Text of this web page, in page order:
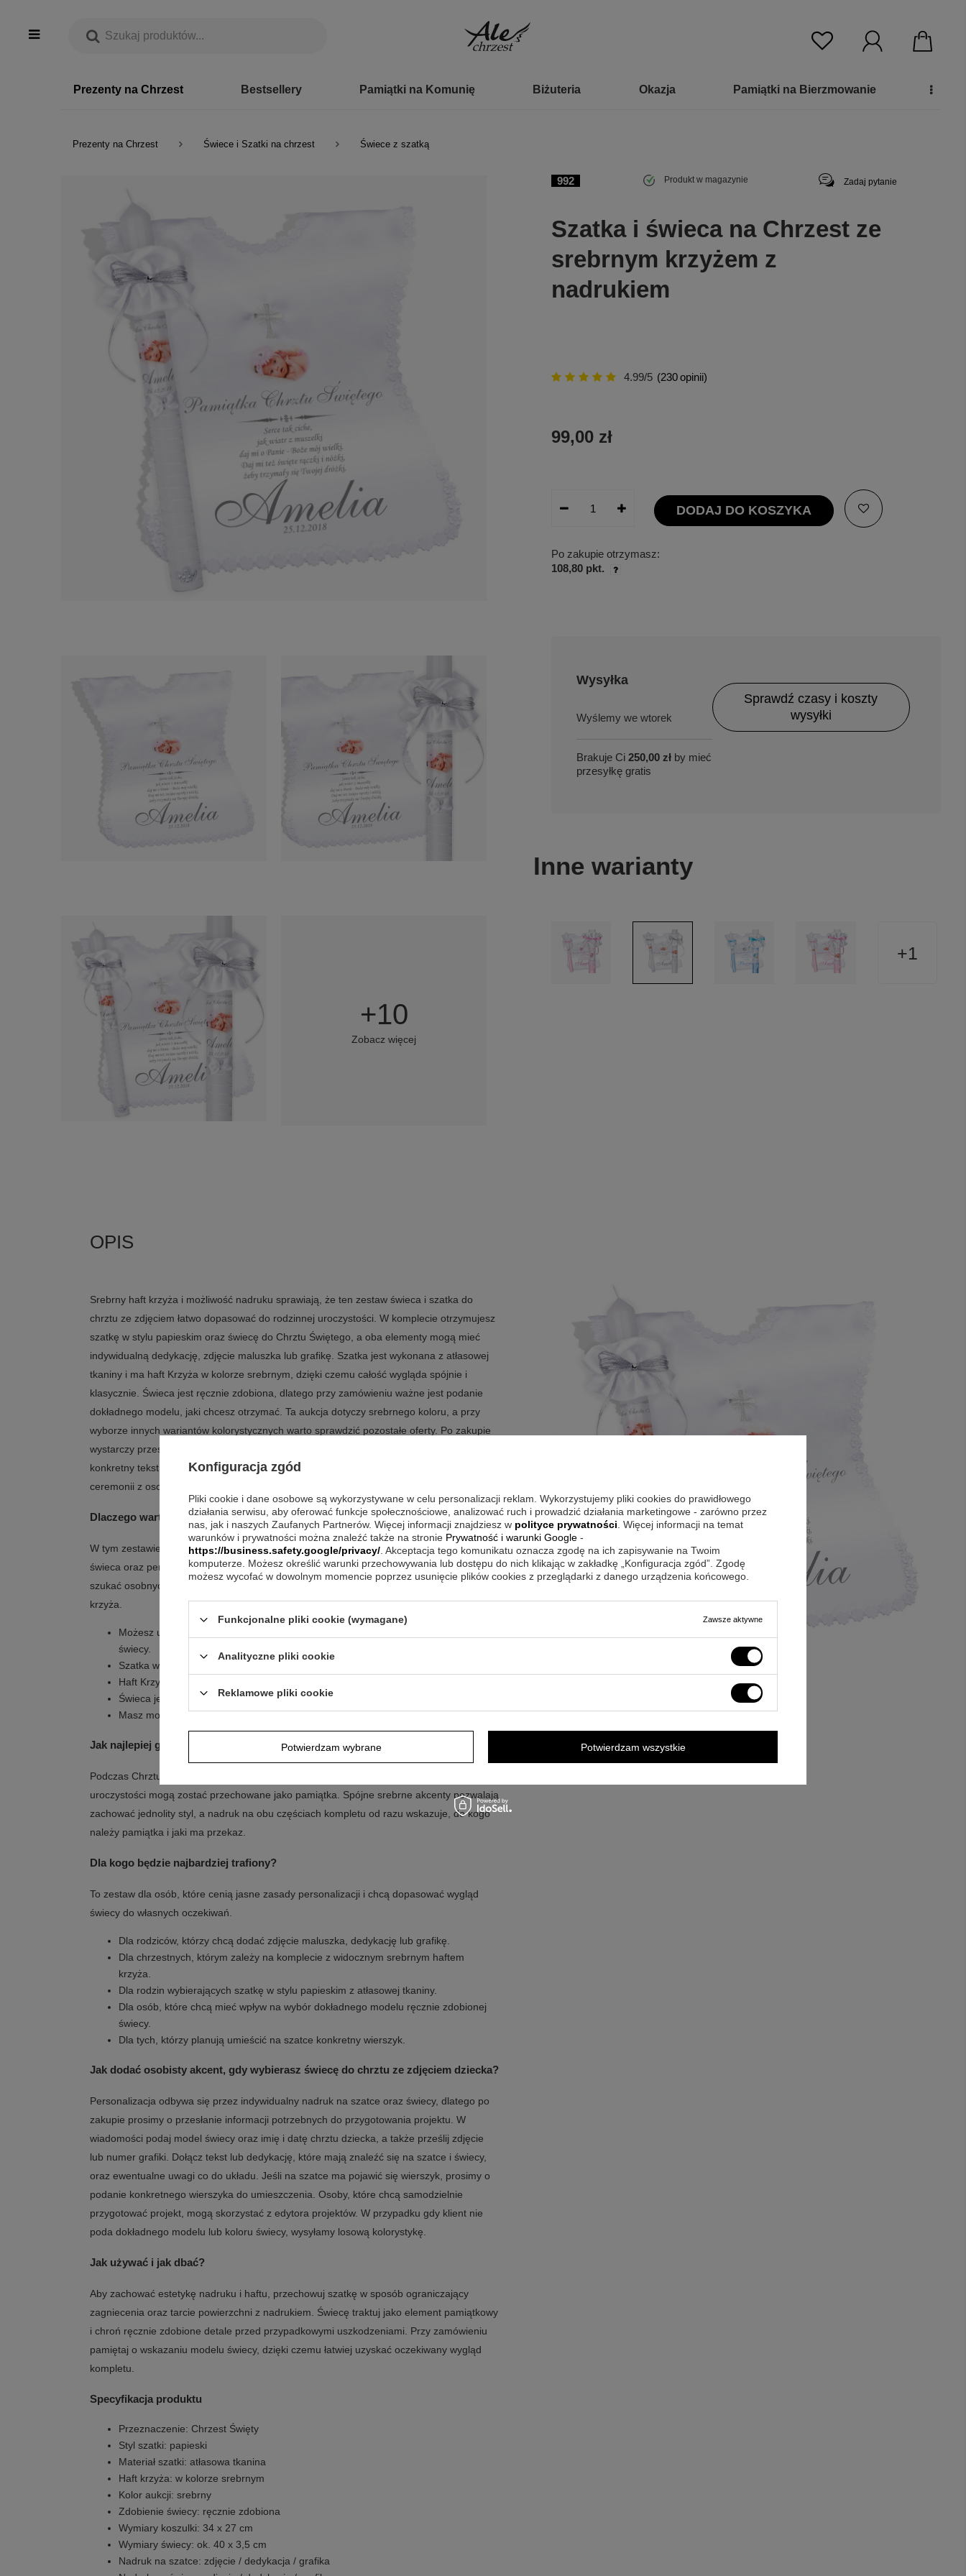
Prezenty na Chrzest Bestsellery Pamiątki na Komunię Biżuteria Okazja Pamiątki na Bierzmowanie
Prezenty na Chrzest Świece i Szatki na chrzest Świece z szatką
+10
Zobacz więcej
992 Produkt w magazynie Zadaj pytanie
Szatka i świeca na Chrzest ze
srebrnym krzyżem z
nadrukiem
4.99/5 (230opinii)
99,00 zł
DODAJ DO KOSZYKA
Po zakupie otrzymasz:
108,80 pkt.
Wysyłka
we wtorek
Brakuje Ci 250,00 zł by mieć
przesyłkę gratis
Sprawdź czasy i koszty
wysyłki
Inne warianty
1
Srebrny haft krzyża i możliwość nadruku sprawiają, że ten zestaw świeca i szatka do
chrztu ze zdjęciem łatwo dopasować do rodzinnej uroczystości. W komplecie otrzymujesz
szatkę w stylu papieskim oraz świecę do Chrztu Świętego, a oba elementy mogą mieć
indywidualną dedykację, zdjęcie maluszka lub grafikę. Szatka jest wykonana z atłasowej
tkaniny i ma haft Krzyża w kolorze srebrnym, dzięki czemu całość wygląda spójnie i
klasycznie. Świeca jest ręcznie zdobiona, dlatego przy zamówieniu ważne jest podanie
dokładnego modelu, jaki chcesz otrzymać. Ta aukcja dotyczy srebrnego koloru, a przy
wyborze innych wariantów kolorystycznych warto sprawdzić pozostałe oferty. Po zakupie
wystarczy przesłać dane do projektu, a jeśli chcesz wierszyk na szatce, potrzebny jest
konkretny tekst. To propozycja dla osób, które chcą połączyć tradycyjny charakter
ceremonii z osobistym przekazem widocznym na szatce i świecy.
Dlaczego warto wybrać szatkę do chrztu z nadrukiem zdjęcia i dedykacji?
W tym zestawie łączą się trzy rzeczy: elegancki wygląd szatki z haftem, ręcznie zdobiona
świeca oraz personalizacja w formie nadruku na obu elementach. Dzięki temu nie musisz
szukać osobnych dodatków, a finalny efekt może być spójny z motywem srebrnego
krzyża.
Możesz umieścić indywidualny nadruk zdjęcia, dedykacji lub grafiki na szatce oraz
świecy.
Szatka w stylu papieskim wykonana jest z atłasowej tkaniny.
Haft Krzyża w kolorze srebrnym podkreśla charakter ceremonii.
Świeca jest ręcznie zdobiona, co nadaje jej indywidualny wygląd.
Masz możliwość wskazania modelu świecy, jaki chcesz otrzymać.
Jak najlepiej go wyeksponować?
Podczas Chrztu Świętego szatka i świeca stanowią ważne elementy oprawy, a po
uroczystości mogą zostać przechowane jako pamiątka. Spójne srebrne akcenty pozwalają
zachować jednolity styl, a nadruk na obu częściach kompletu od razu wskazuje, do kogo
należy pamiątka i jaki ma przekaz.
Dla kogo będzie najbardziej trafiony?
To zestaw dla osób, które cenią jasne zasady personalizacji i chcą dopasować wygląd
świecy do własnych oczekiwań.
Dla rodziców, którzy chcą dodać zdjęcie maluszka, dedykację lub grafikę.
Dla chrzestnych, którym zależy na komplecie z widocznym srebrnym haftem
krzyża.
Dla rodzin wybierających szatkę w stylu papieskim z atłasowej tkaniny.
Dla osób, które chcą mieć wpływ na wybór dokładnego modelu ręcznie zdobionej
świecy.
Dla tych, którzy planują umieścić na szatce konkretny wierszyk.
Jak dodać osobisty akcent, gdy wybierasz świecę do chrztu ze zdjęciem dziecka?
Personalizacja odbywa się przez indywidualny nadruk na szatce oraz świecy, dlatego po
zakupie prosimy o przesłanie informacji potrzebnych do przygotowania projektu. W
wiadomości podaj model świecy oraz imię i datę chrztu dziecka, a także prześlij zdjęcie
lub numer grafiki. Dołącz tekst lub dedykację, które mają znaleźć się na szatce i świecy,
oraz ewentualne uwagi co do układu. Jeśli na szatce ma pojawić się wierszyk, prosimy o
podanie konkretnego wierszyka do umieszczenia. Osoby, które chcą samodzielnie
przygotować projekt, mogą skorzystać z edytora projektów. W przypadku gdy klient nie
poda dokładnego modelu lub koloru świecy, wysyłamy losową kolorystykę.
Jak używać i jak dbać?
Aby zachować estetykę nadruku i haftu, przechowuj szatkę w sposób ograniczający
zagniecenia oraz tarcie powierzchni z nadrukiem. Świecę traktuj jako element pamiątkowy
i chroń ręcznie zdobione detale przed przypadkowymi uszkodzeniami. Przy zamówieniu
pamiętaj o wskazaniu modelu świecy, dzięki czemu łatwiej uzyskać oczekiwany wygląd
kompletu.
Specyfikacja produktu
Przeznaczenie: Chrzest Święty
Styl szatki: papieski
Materiał szatki: atłasowa tkanina
Haft krzyża: w kolorze srebrnym
Kolor aukcji: srebrny
Zdobienie świecy: ręcznie zdobiona
Wymiary koszulki: 34 x 27 cm
Wymiary świecy: ok. 40 x 3,5 cm
Nadruk na szatce: zdjęcie / dedykacja / grafika
Konfiguracja zgód
Pliki cookie i dane osobowe są wykorzystywane w celu personalizacji reklam. Wykorzystujemy pliki cookies do prawidłowego
działania serwisu, aby oferować funkcje społecznościowe, analizować ruch i prowadzić działania marketingowe - zarówno przez
nas, jak i naszych Zaufanych Partnerów. Więcej informacji znajdziesz w polityce prywatności . Więcej informacji na temat
warunków i prywatności można znaleźć także na stronie Prywatność i warunki Google -
https://business.safety.google/privacy/ . Akceptacja tego komunikatu oznacza zgodę na ich zapisywanie na Twoim
komputerze. Możesz określić warunki przechowywania lub dostępu do nich klikając w zakładkę „Konfiguracja zgód”. Zgodę
możesz wycofać w dowolnym momencie poprzez usunięcie plików cookies z przeglądarki z danego urządzenia końcowego.
Funkcjonalne pliki cookie (wymagane) Zawsze aktywne
Analityczne pliki cookie
Reklamowe pliki cookie
Potwierdzam wybrane Potwierdzam wszystkie